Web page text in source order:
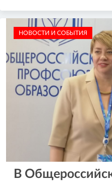
НОВОСТИ И СОБЫТИЯ
В